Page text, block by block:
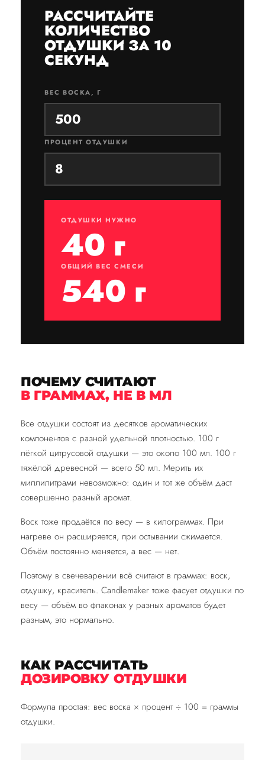
РАССЧИТАЙТЕ
КОЛИЧЕСТВО
ОТДУШКИ ЗА 10
СЕКУНД
ВЕС ВОСКА, Г
ПРОЦЕНТ ОТДУШКИ
ОТДУШКИ НУЖНО
40 г
ОБЩИЙ ВЕС СМЕСИ
540 г
ПОЧЕМУ СЧИТАЮТ
В ГРАММАХ, НЕ В МЛ
Все отдушки состоят из десятков ароматических
компонентов с разной удельной плотностью. 100 г
лёгкой цитрусовой отдушки — это около 100 мл. 100 г
тяжёлой древесной — всего 50 мл. Мерить их
миллилитрами невозможно: один и тот же объём даст
совершенно разный аромат.
Воск тоже продаётся по весу — в килограммах. При
нагреве он расширяется, при остывании сжимается.
Объём постоянно меняется, а вес — нет.
Поэтому в свечеварении всё считают в граммах: воск,
отдушку, краситель. Candlemaker тоже фасует отдушки по
весу — объём во флаконах у разных ароматов будет
разным, это нормально.
КАК РАССЧИТАТЬ
ДОЗИРОВКУ ОТДУШКИ
Формула простая: вес воска × процент ÷ 100 = граммы
отдушки.